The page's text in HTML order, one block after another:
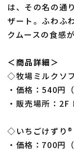
は、その名の通
ザート。ふわふ
クムースの食感
＜商品詳細＞
◇牧場ミルクソ
・価格：540円（
・販売場所：
◇いちごけずり®
・価格：700円（